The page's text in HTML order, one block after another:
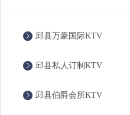
邱县万豪国际KTV
邱县私人订制KTV
邱县伯爵会所KTV